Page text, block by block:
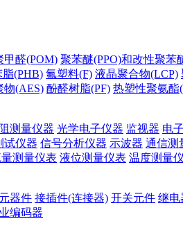
甲醛(POM) 聚苯醚(PPO)和改性聚苯
脂(PHB) 氟塑料(F) 液晶聚合物(LCP)
物(AES) 酚醛树脂(PF) 热塑性聚氨酯
测量仪器 光学电子仪器 监视器 电
试仪器 信号分析仪器 示波器 通信测
测量仪表 液位测量仪表 温度测量
器件 接插件(连接器) 开关元件 继电
编码器